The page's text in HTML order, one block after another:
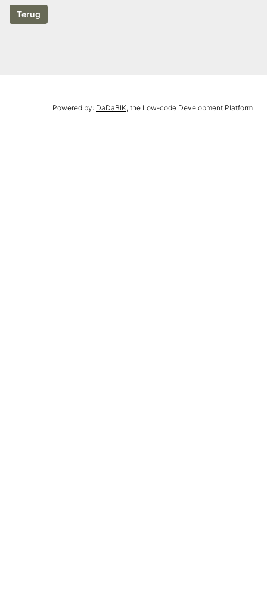
Powered by: DaDaBIK, the Low-code Development Platform